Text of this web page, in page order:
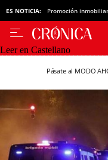
ES NOTICIA: Promoción
Leer en Castellano
Pásate al MODO